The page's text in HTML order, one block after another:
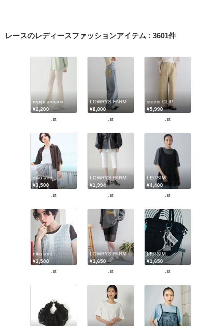
レースのレディースファッションアイテム : 3601件
repipi armario
¥2,200
.st
LOWRYS FARM
¥8,800
.st
studio CLIP
¥5,990
.st
niko and ...
¥3,500
.st
LOWRYS FARM
¥1,994
.st
LEPSIM
¥4,400
.st
niko and ...
¥3,500
.st
LOWRYS FARM
¥1,650
.st
LEPSIM
¥1,650
.st